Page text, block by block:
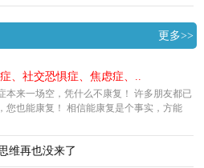
更多>>
、社交恐惧症、焦虑症、..
本来一场空，凭什么不康复！ 许多朋友都已
您也能康复！ 相信能康复是个事实，方能
维再也没来了